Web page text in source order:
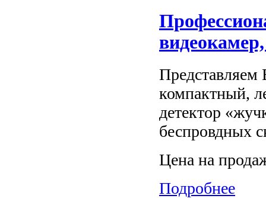
компактный,
детектор
беспровдных
Цена на
Подробнее